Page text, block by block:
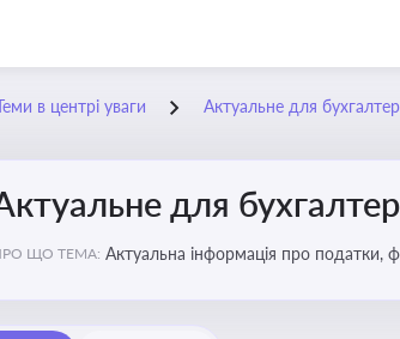
в центрі уваги Актуальне для
для
ЩО ТЕМА: Актуальна інформація про податки,